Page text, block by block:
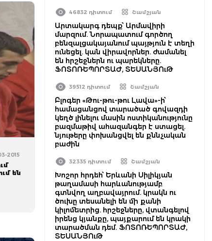
2015
են
46832 դիտում Շամշյան
Արտակարգ դեպք՝ Արմավիրի
մարզում. Նորապատում գործող
բենզալցակայանում պայթյուն է տեղի
ունեցել. կան վիրավորներ. ժամանել
են հրշեջներն ու պարեկները.
ՖՈՏՈՌԵՊՈՐՏԱԺ, ՏԵՍԱՆՅՈւԹ
39512 դիտում Շամշյան
Բլոգեր «Թու-թու-թու Լավա»-ի՝
համացանցով տարածած գովազդի
կեղծ լինելու մասին ոստիկանությունը
բազմաթիվ ահազանգեր է ստացել.
նյութերը փոխանցվել են քննչական
բաժին
32335 դիտում Շամշյան
Խոշոր հրդեհ՝ Երևանի Սիլիկյան
թաղամասի հարևանությամբ
գտնվող աղբավայրում. կրակն ու
ծուխը տեսանելի են մի քանի
կիլոմետրից. հրշեջները, վտանգելով
իրենց կյանքը, պայքարում են կրակի
տարածման դեմ. ՖՈՏՈՌԵՊՈՐՏԱԺ,
ՏԵՍԱՆՅՈւԹ